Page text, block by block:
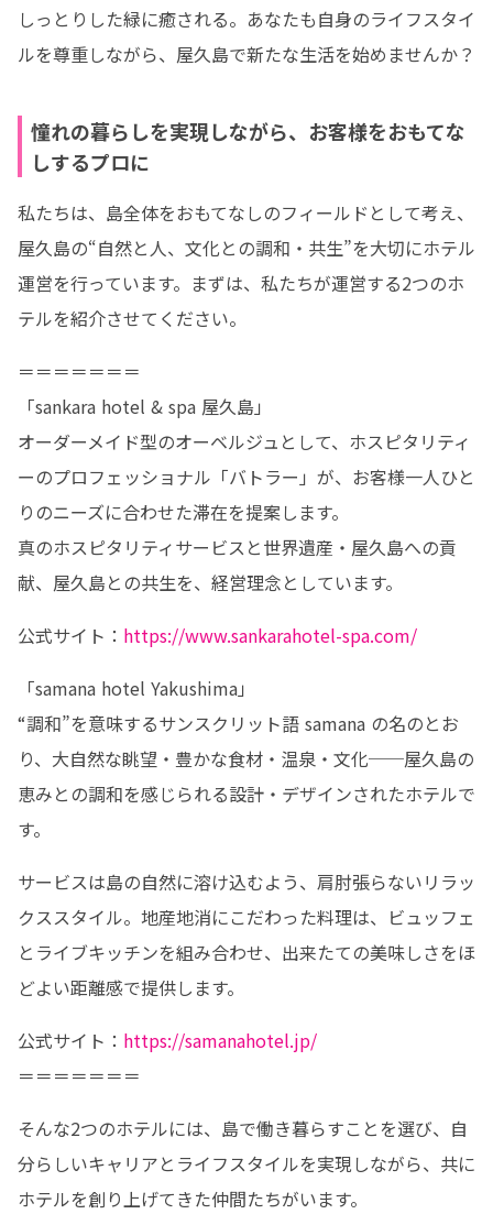
しっとりした緑に癒される。あなたも自身のライフスタイ
ルを尊重しながら、屋久島で新たな生活を始めませんか？
憧れの暮らしを実現しながら、お客様をおもてな
しするプロに
私たちは、島全体をおもてなしのフィールドとして考え、
屋久島の“自然と人、文化との調和・共生”を大切にホテル
運営を行っています。まずは、私たちが運営する2つのホ
テルを紹介させてください。
＝＝＝＝＝＝＝
「sankara hotel & spa 屋久島」
オーダーメイド型のオーベルジュとして、ホスピタリティ
ーのプロフェッショナル「バトラー」が、お客様一人ひと
りのニーズに合わせた滞在を提案します。
真のホスピタリティサービスと世界遺産・屋久島への貢
献、屋久島との共生を、経営理念としています。
公式サイト： https://www.sankarahotel-spa.com/
「samana hotel Yakushima」
“調和”を意味するサンスクリット語 samana の名のとお
り、大自然な眺望・豊かな食材・温泉・文化──屋久島の
恵みとの調和を感じられる設計・デザインされたホテルで
す。
サービスは島の自然に溶け込むよう、肩肘張らないリラッ
クススタイル。地産地消にこだわった料理は、ビュッフェ
とライブキッチンを組み合わせ、出来たての美味しさをほ
どよい距離感で提供します。
公式サイト： https://samanahotel.jp/
＝＝＝＝＝＝＝
そんな2つのホテルには、島で働き暮らすことを選び、自
分らしいキャリアとライフスタイルを実現しながら、共に
ホテルを創り上げてきた仲間たちがいます。